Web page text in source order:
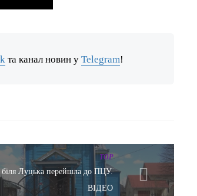
та канал новин уTelegram!
TOP
біля Луцька перейшла до ПЦУ.
ВІДЕО